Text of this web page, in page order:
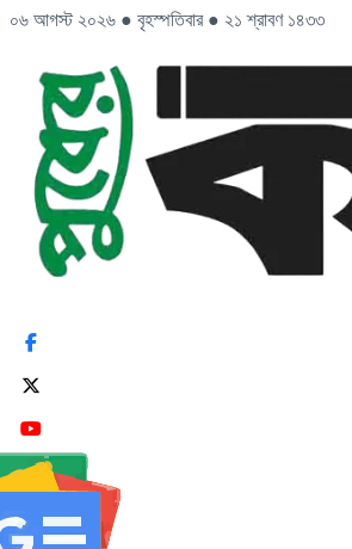
০৬ আগস্ট ২০২৬ ● বৃহস্পতিবার ● ২১ শ্রাবণ ১৪৩৩